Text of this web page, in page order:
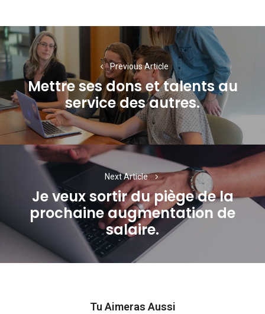
Navigation
de
l’article
Previous Article
Previous
post:
Mettre ses dons et talents au
service des autres.
Next Article
Next
post:
Je veux sortir du piège de la
prochaine augmentation de
salaire.
Tu Aimeras Aussi